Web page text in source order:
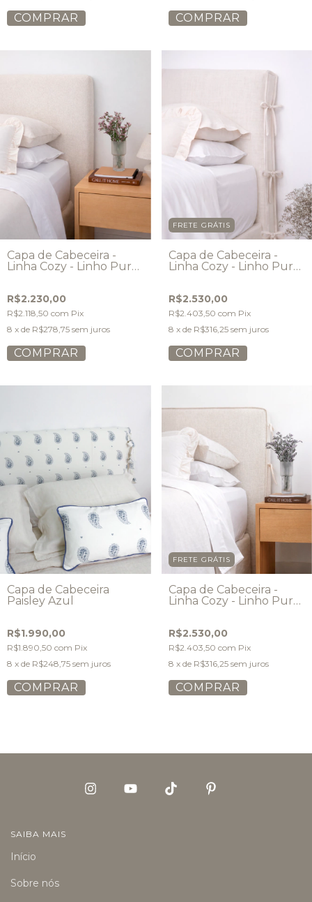
COMPRAR COMPRAR
Capa de Cabeceira -
Linha Cozy - Linho Puro
R$2.230,00
R$2.118,50 com Pix
8 x de R$278,75 sem juros
COMPRAR
FRETE GRÁTIS
Capa de Cabeceira -
Linha Cozy - Linho Puro
R$2.530,00
R$2.403,50 com Pix
8 x de R$316,25 sem juros
COMPRAR
Capa de Cabeceira
Paisley Azul
R$1.990,00
R$1.890,50 com Pix
8 x de R$248,75 sem juros
COMPRAR
FRETE GRÁTIS
Capa de Cabeceira -
Linha Cozy - Linho Puro
R$2.530,00
R$2.403,50 com Pix
8 x de R$316,25 sem juros
COMPRAR
SAIBA MAIS
Início
Sobre nós